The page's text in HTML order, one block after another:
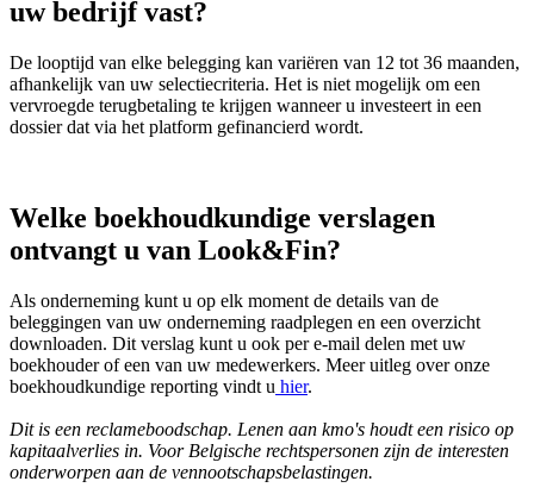
uw bedrijf vast?
De looptijd van elke belegging kan variëren van 12 tot 36 maanden,
afhankelijk van uw selectiecriteria. Het is niet mogelijk om een
vervroegde terugbetaling te krijgen wanneer u investeert in een
dossier dat via het platform gefinancierd wordt.
Welke boekhoudkundige verslagen
ontvangt u van Look&Fin?
Als onderneming kunt u op elk moment de details van de
beleggingen van uw onderneming raadplegen en een overzicht
downloaden. Dit verslag kunt u ook per e-mail delen met uw
boekhouder of een van uw medewerkers. Meer uitleg over onze
boekhoudkundige reporting vindt u hier.
Dit is een reclameboodschap. Lenen aan kmo's houdt een risico op
kapitaalverlies in. Voor Belgische rechtspersonen zijn de interesten
onderworpen aan de vennootschapsbelastingen.